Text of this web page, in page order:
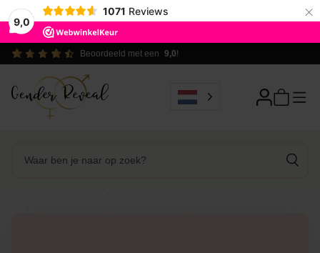
9,0
1071 Reviews ×
Ecologisch verantwoord